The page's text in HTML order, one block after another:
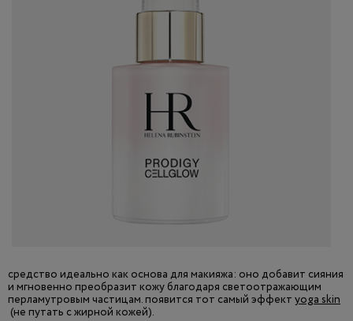
средство идеально как основа для макияжа: оно добавит сияния
и мгновенно преобразит кожу благодаря светоотражающим
перламутровым частицам. появится тот самый эффект yoga skin
(не путать с жирной кожей).